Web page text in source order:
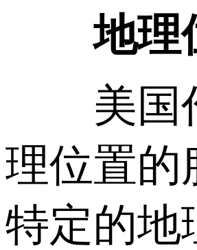
地理
美国作
理位置的
特定的地